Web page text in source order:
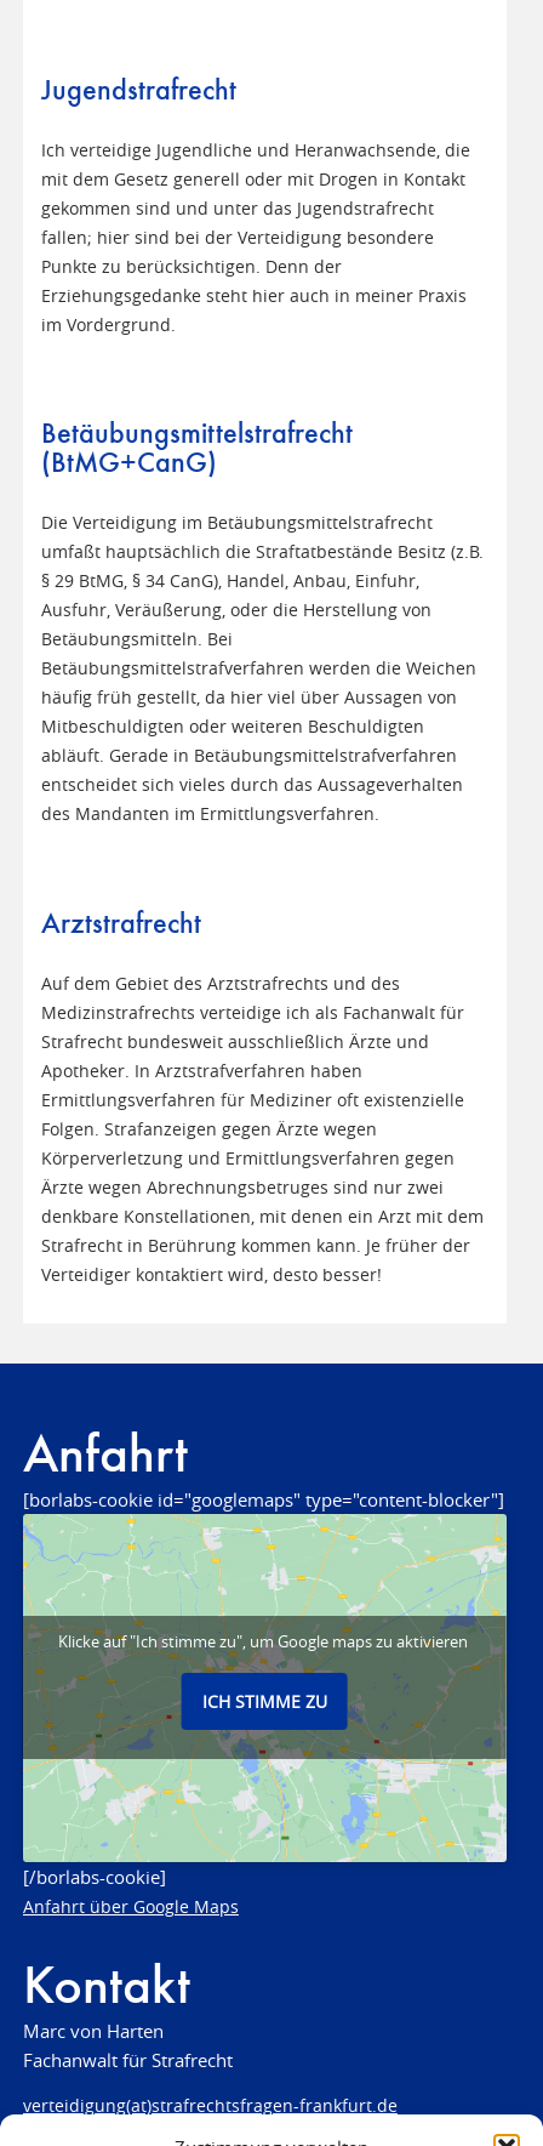
Jugendstrafrecht
Ich verteidige Jugendliche und Heranwachsende, die
mit dem Gesetz generell oder mit Drogen in Kontakt
gekommen sind und unter das Jugendstrafrecht
fallen; hier sind bei der Verteidigung besondere
Punkte zu berücksichtigen. Denn der
Erziehungsgedanke steht hier auch in meiner Praxis
im Vordergrund.
Betäubungsmittelstrafrecht
(BtMG+CanG)
Die Verteidigung im Betäubungsmittelstrafrecht
umfaßt hauptsächlich die Straftatbestände Besitz (z.B.
§ 29 BtMG, § 34 CanG), Handel, Anbau, Einfuhr,
Ausfuhr, Veräußerung, oder die Herstellung von
Betäubungsmitteln. Bei
Betäubungsmittelstrafverfahren werden die Weichen
häufig früh gestellt, da hier viel über Aussagen von
Mitbeschuldigten oder weiteren Beschuldigten
abläuft. Gerade in Betäubungsmittelstrafverfahren
entscheidet sich vieles durch das Aussageverhalten
des Mandanten im Ermittlungsverfahren.
Arztstrafrecht
Auf dem Gebiet des Arztstrafrechts und des
Medizinstrafrechts verteidige ich als Fachanwalt für
Strafrecht bundesweit ausschließlich Ärzte und
Apotheker. In Arztstrafverfahren haben
Ermittlungsverfahren für Mediziner oft existenzielle
Folgen. Strafanzeigen gegen Ärzte wegen
Körperverletzung und Ermittlungsverfahren gegen
Ärzte wegen Abrechnungsbetruges sind nur zwei
denkbare Konstellationen, mit denen ein Arzt mit dem
Strafrecht in Berührung kommen kann. Je früher der
Verteidiger kontaktiert wird, desto besser!
Anfahrt
[borlabs-cookie id="googlemaps" type="content-blocker"]
Klicke auf "Ich stimme zu", um Google maps zu aktivieren
ICH STIMME ZU
[/borlabs-cookie]
Anfahrt über Google Maps
Kontakt
Marc von Harten
Fachanwalt für Strafrecht
verteidigung(at)strafrechtsfragen-frankfurt.de